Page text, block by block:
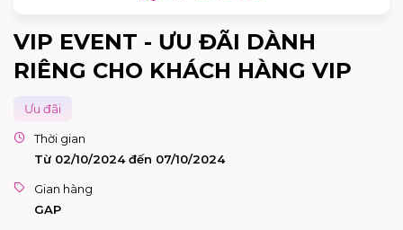
VIP EVENT - ƯU ĐÃI DÀNH
RIÊNG CHO KHÁCH HÀNG VIP
Ưu đãi
Thời gian
Từ 02/10/2024 đến 07/10/2024
Gian hàng
GAP